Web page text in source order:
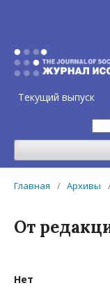
Текущий выпуск
Главная / Архивы
От
Нет